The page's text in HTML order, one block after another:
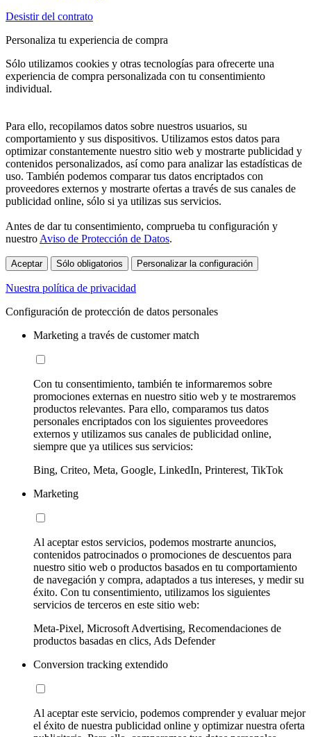
Desistir del contrato
Personaliza tu experiencia de compra
Sólo utilizamos cookies y otras tecnologías para ofrecerte una
experiencia de compra personalizada con tu consentimiento
individual.
Para ello, recopilamos datos sobre nuestros usuarios, su
comportamiento y sus dispositivos. Utilizamos estos datos para
optimizar constantemente nuestro sitio web y mostrarte publicidad y
contenidos personalizados, así como para analizar las estadísticas de
uso. También podemos comparar tus datos encriptados con
proveedores externos y mostrarte ofertas a través de sus canales de
publicidad online, sólo si ya utilizas sus servicios.
Antes de dar tu consentimiento, comprueba tu configuración y
nuestro Aviso de Protección de Datos.
Aceptar Sólo obligatorios Personalizar la configuración
Nuestra política de privacidad
Configuración de protección de datos personales
Marketing a través de customer match
Con tu consentimiento, también te informaremos sobre
promociones externas en nuestro sitio web y te mostraremos
productos relevantes. Para ello, comparamos tus datos
personales encriptados con los siguientes proveedores
externos y utilizamos sus canales de publicidad online,
siempre que ya utilices sus servicios:
Bing, Criteo, Meta, Google, LinkedIn, Printerest, TikTok
Marketing
Al aceptar estos servicios, podemos mostrarte anuncios,
contenidos patrocinados o promociones de descuentos para
nuestro sitio web o productos basados en tu comportamiento
de navegación y compra, adaptados a tus intereses, y medir su
éxito. Con tu consentimiento, utilizamos los siguientes
servicios de terceros en este sitio web:
Meta-Pixel, Microsoft Advertising, Recomendaciones de
productos basadas en clics, Ads Defender
Conversion tracking extendido
Al aceptar este servicio, podemos comprender y evaluar mejor
el éxito de nuestra publicidad online y optimizar nuestra oferta